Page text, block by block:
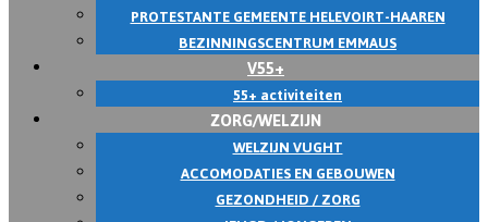
PROTESTANTE GEMEENTE HELEVOIRT-HAAREN
BEZINNINGSCENTRUM EMMAUS
V55+
55+ activiteiten
ZORG/WELZIJN
WELZIJN VUGHT
ACCOMODATIES EN GEBOUWEN
GEZONDHEID / ZORG